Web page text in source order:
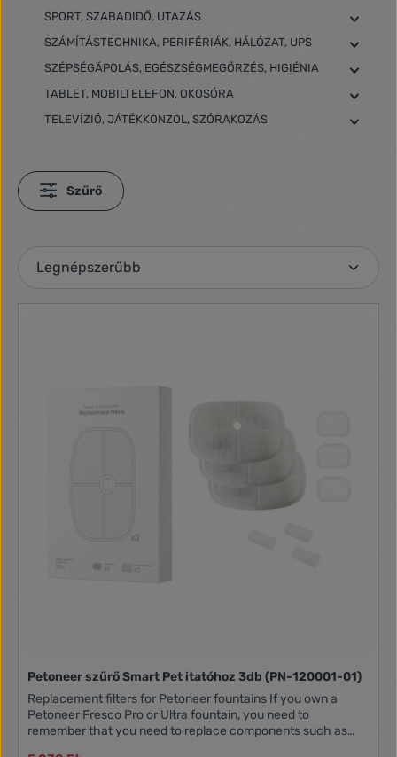
SPORT, SZABADIDŐ, UTAZÁS
SZÁMÍTÁSTECHNIKA, PERIFÉRIÁK, HÁLÓZAT, UPS
SZÉPSÉGÁPOLÁS, EGÉSZSÉGMEGŐRZÉS, HIGIÉNIA
TABLET, MOBILTELEFON, OKOSÓRA
TELEVÍZIÓ, JÁTÉKKONZOL, SZÓRAKOZÁS
Szűrő
Petoneer szűrő Smart Pet itatóhoz 3db (PN-120001-01)
Replacement filters for Petoneer fountains If you own a
Petoneer Fresco Pro or Ultra fountain, you need to
remember that you need to replace components such as